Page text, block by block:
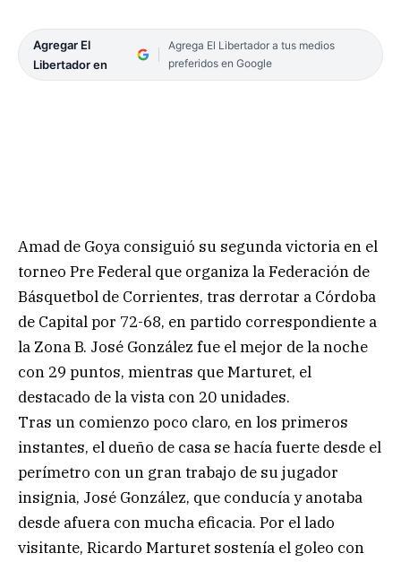
Agregar El
Libertador en
Agrega El Libertador a tus medios
preferidos en Google
Amad de Goya consiguió su segunda victoria en el
torneo Pre Federal que organiza la Federación de
Básquetbol de Corrientes, tras derrotar a Córdoba
de Capital por 72-68, en partido correspondiente a
la Zona B. José González fue el mejor de la noche
con 29 puntos, mientras que Marturet, el
destacado de la vista con 20 unidades.
Tras un comienzo poco claro, en los primeros
instantes, el dueño de casa se hacía fuerte desde el
perímetro con un gran trabajo de su jugador
insignia, José González, que conducía y anotaba
desde afuera con mucha eficacia. Por el lado
visitante, Ricardo Marturet sostenía el goleo con